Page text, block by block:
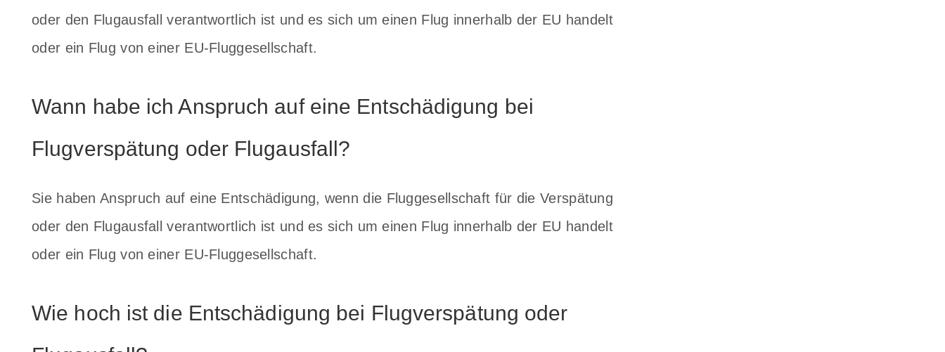
oder den Flugausfall verantwortlich ist und es sich um einen Flug innerhalb der EU handelt
oder ein Flug von einer EU-Fluggesellschaft.
Wann habe ich Anspruch auf eine Entschädigung bei
Flugverspätung oder Flugausfall?
Sie haben Anspruch auf eine Entschädigung, wenn die Fluggesellschaft für die Verspätung
oder den Flugausfall verantwortlich ist und es sich um einen Flug innerhalb der EU handelt
oder ein Flug von einer EU-Fluggesellschaft.
Wie hoch ist die Entschädigung bei Flugverspätung oder